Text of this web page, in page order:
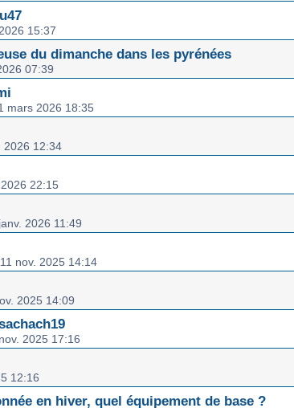
15:37
du dimanche dans les pyrénées
07:39
mars 2026 18:35
2026 12:34
22:15
2026 11:49
11 nov. 2025 14:14
2025 14:09
2025 17:16
12:16
en hiver, quel équipement de base ?